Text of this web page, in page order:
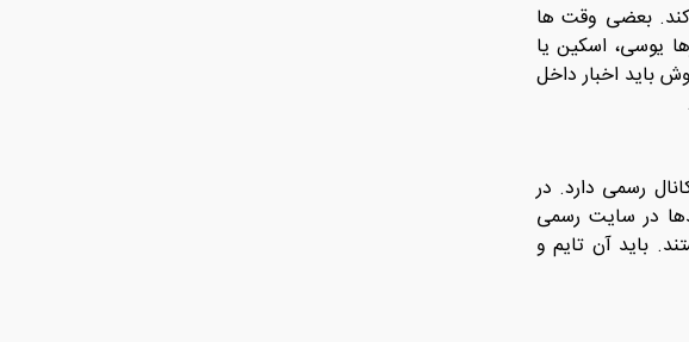
کند. بعضی وقت ها
یوسی، اسکین یا
باید اخبار داخل
رسمی دارد. در
در سایت رسمی
باید آن تایم و